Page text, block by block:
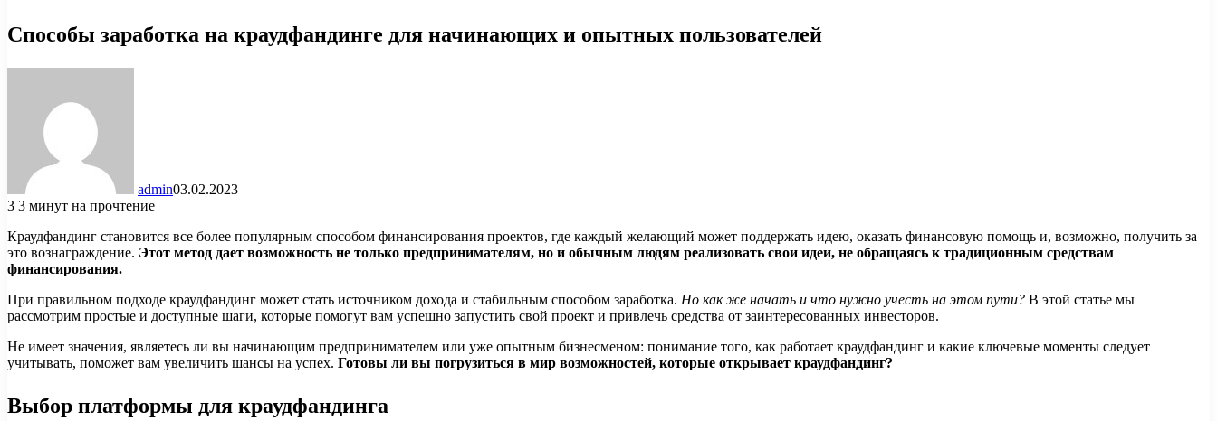
Способы заработка на краудфандинге для начинающих и опытных пользователей
admin03.02.2023
3 3 минут на прочтение
Краудфандинг становится все более популярным способом финансирования проектов, где каждый желающий может поддержать идею, оказать финансовую помощь и, возможно, получить за
это вознаграждение. Этот метод дает возможность не только предпринимателям, но и обычным людям реализовать свои идеи, не обращаясь к традиционным средствам
финансирования.
При правильном подходе краудфандинг может стать источником дохода и стабильным способом заработка. Но как же начать и что нужно учесть на этом пути? В этой статье мы
рассмотрим простые и доступные шаги, которые помогут вам успешно запустить свой проект и привлечь средства от заинтересованных инвесторов.
Не имеет значения, являетесь ли вы начинающим предпринимателем или уже опытным бизнесменом: понимание того, как работает краудфандинг и какие ключевые моменты следует
учитывать, поможет вам увеличить шансы на успех. Готовы ли вы погрузиться в мир возможностей, которые открывает краудфандинг?
Выбор платформы для краудфандинга